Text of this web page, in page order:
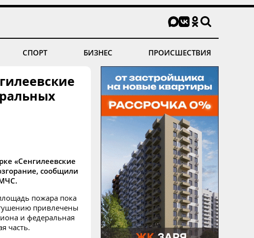
СПОРТ БИЗНЕС ПРОИСШЕСТВИЯ
«Сенгилеевские
cообщили
пожара пока
привлечены
и федеральная
часть.